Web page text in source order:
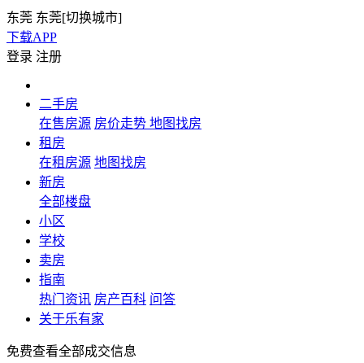
东莞 东莞[切换城市]
下载APP
登录 注册
二手房
在售房源 房价走势 地图找房
租房
在租房源 地图找房
新房
全部楼盘
小区
学校
卖房
指南
热门资讯 房产百科 问答
关于乐有家
免费查看全部成交信息